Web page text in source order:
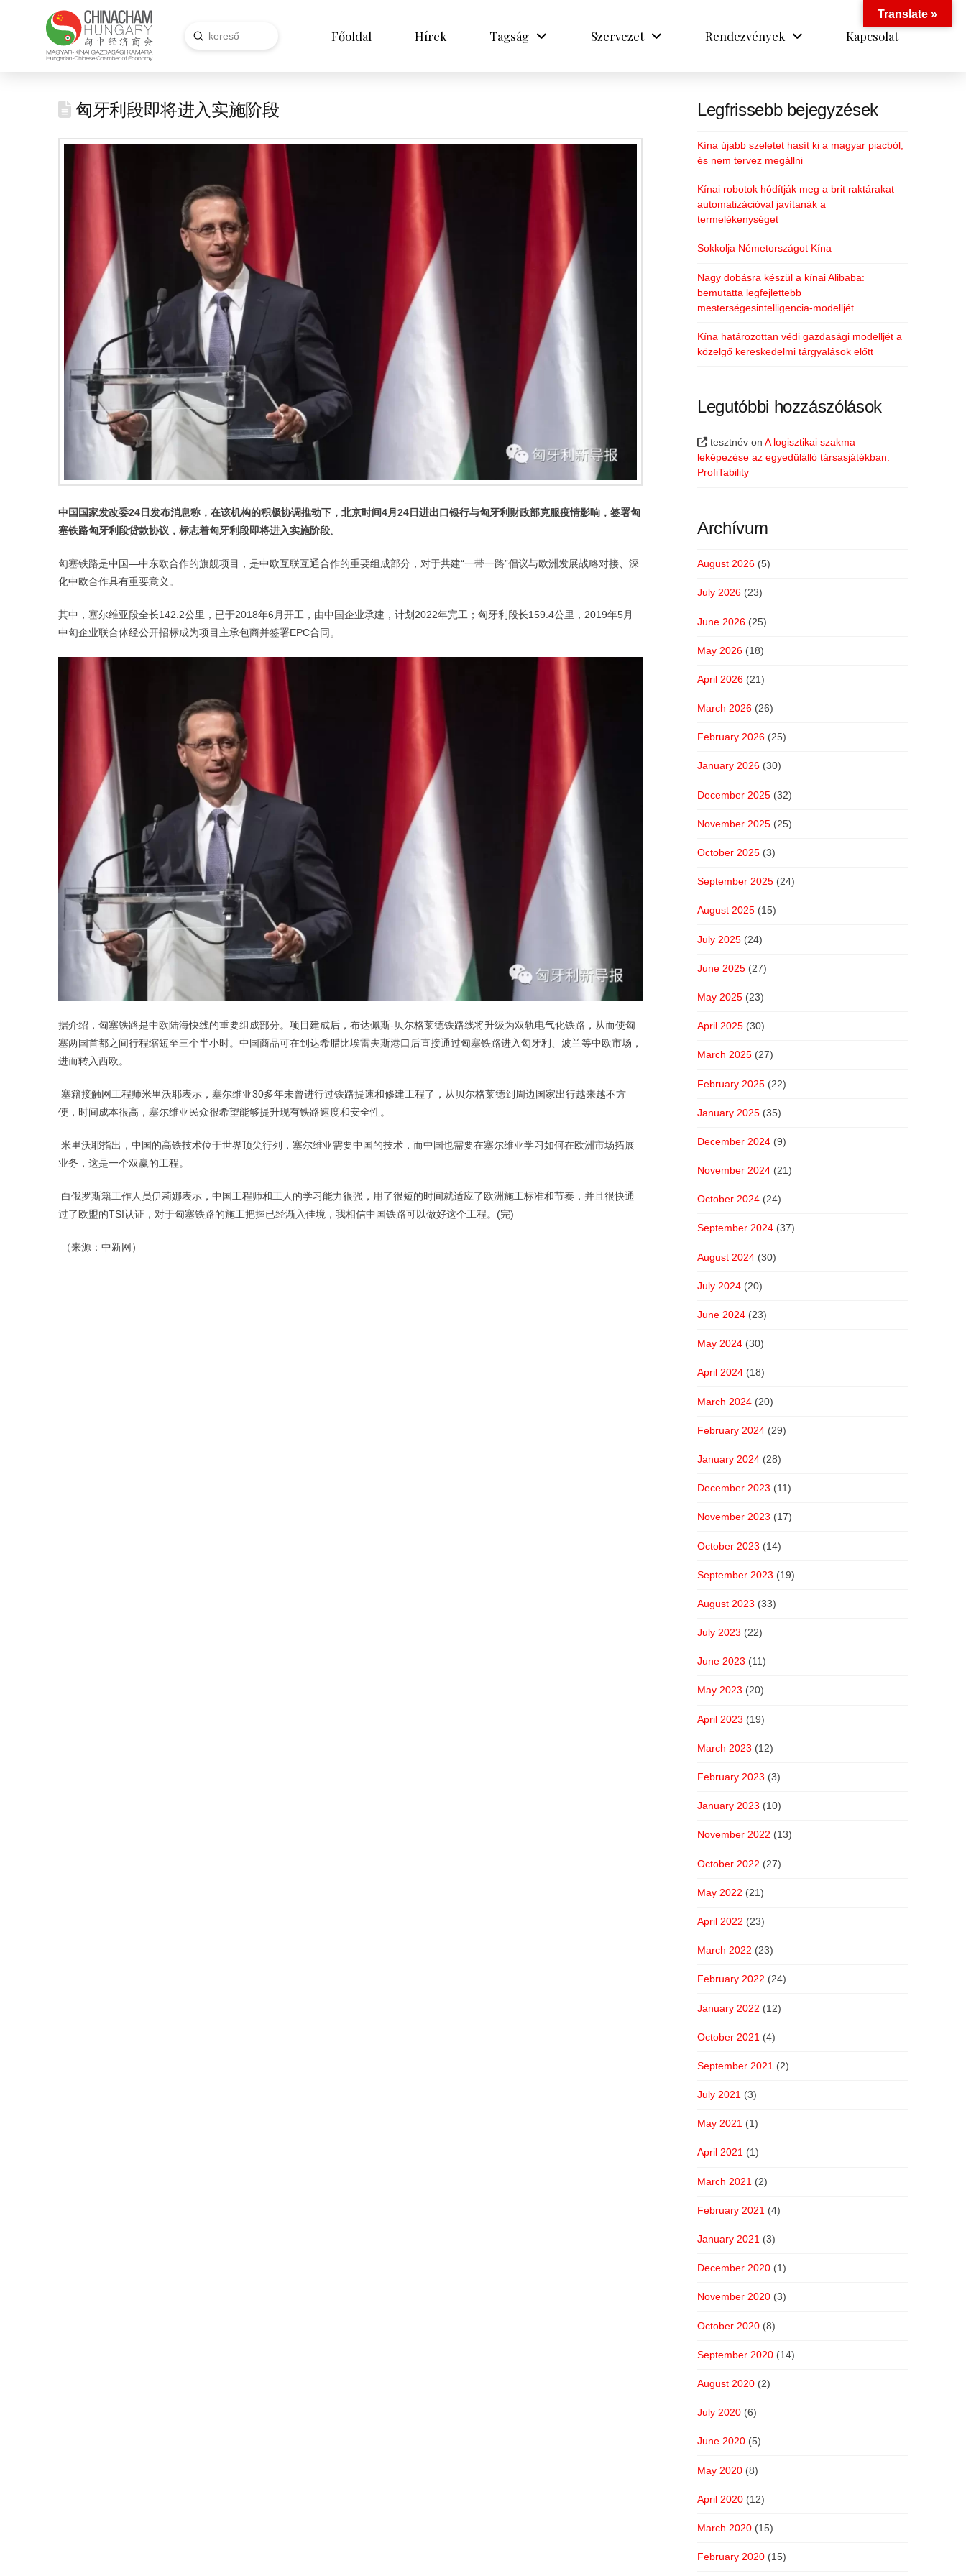
Search
Submit Főoldal Hírek Tagság Szervezet Rendezvények Kapcsolat
匈牙利段即将进入实施阶段
中国国家发改委24日发布消息称，在该机构的积极协调推动下，北京时间4月24日进出口银行与匈牙利财政部克服疫情影响，签署匈
塞铁路匈牙利段贷款协议，标志着匈牙利段即将进入实施阶段。
匈塞铁路是中国—中东欧合作的旗舰项目，是中欧互联互通合作的重要组成部分，对于共建“一带一路”倡议与欧洲发展战略对接、深
化中欧合作具有重要意义。
其中，塞尔维亚段全长142.2公里，已于2018年6月开工，由中国企业承建，计划2022年完工；匈牙利段长159.4公里，2019年5月
中匈企业联合体经公开招标成为项目主承包商并签署EPC合同。
据介绍，匈塞铁路是中欧陆海快线的重要组成部分。项目建成后，布达佩斯-贝尔格莱德铁路线将升级为双轨电气化铁路，从而使匈
塞两国首都之间行程缩短至三个半小时。中国商品可在到达希腊比埃雷夫斯港口后直接通过匈塞铁路进入匈牙利、波兰等中欧市场，
进而转入西欧。
塞籍接触网工程师米里沃耶表示，塞尔维亚30多年未曾进行过铁路提速和修建工程了，从贝尔格莱德到周边国家出行越来越不方
便，时间成本很高，塞尔维亚民众很希望能够提升现有铁路速度和安全性。
米里沃耶指出，中国的高铁技术位于世界顶尖行列，塞尔维亚需要中国的技术，而中国也需要在塞尔维亚学习如何在欧洲市场拓展
业务，这是一个双赢的工程。
白俄罗斯籍工作人员伊莉娜表示，中国工程师和工人的学习能力很强，用了很短的时间就适应了欧洲施工标准和节奏，并且很快通
过了欧盟的TSI认证，对于匈塞铁路的施工把握已经渐入佳境，我相信中国铁路可以做好这个工程。(完)
（来源：中新网）
Legfrissebb bejegyzések
Kína újabb szeletet hasít ki a magyar piacból,
és nem tervez megállni
Kínai robotok hódítják meg a brit raktárakat –
automatizációval javítanák a
termelékenységet
Sokkolja Németországot Kína
Nagy dobásra készül a kínai Alibaba:
bemutatta legfejlettebb
mesterségesintelligencia-modelljét
Kína határozottan védi gazdasági modelljét a
közelgő kereskedelmi tárgyalások előtt
Legutóbbi hozzászólások
tesztnév onA logisztikai szakma
leképezése az egyedülálló társasjátékban:
ProfiTability
Archívum
August 2026 (5)
July 2026 (23)
June 2026 (25)
May 2026 (18)
April 2026 (21)
March 2026 (26)
February 2026 (25)
January 2026 (30)
December 2025 (32)
November 2025 (25)
October 2025 (3)
September 2025 (24)
August 2025 (15)
July 2025 (24)
June 2025 (27)
May 2025 (23)
April 2025 (30)
March 2025 (27)
February 2025 (22)
January 2025 (35)
December 2024 (9)
November 2024 (21)
October 2024 (24)
September 2024 (37)
August 2024 (30)
July 2024 (20)
June 2024 (23)
May 2024 (30)
April 2024 (18)
March 2024 (20)
February 2024 (29)
January 2024 (28)
December 2023 (11)
November 2023 (17)
October 2023 (14)
September 2023 (19)
August 2023 (33)
July 2023 (22)
June 2023 (11)
May 2023 (20)
April 2023 (19)
March 2023 (12)
February 2023 (3)
January 2023 (10)
November 2022 (13)
October 2022 (27)
May 2022 (21)
April 2022 (23)
March 2022 (23)
February 2022 (24)
January 2022 (12)
October 2021 (4)
September 2021 (2)
July 2021 (3)
May 2021 (1)
April 2021 (1)
March 2021 (2)
February 2021 (4)
January 2021 (3)
December 2020 (1)
November 2020 (3)
October 2020 (8)
September 2020 (14)
August 2020 (2)
July 2020 (6)
June 2020 (5)
May 2020 (8)
April 2020 (12)
March 2020 (15)
February 2020 (15)
Translate »